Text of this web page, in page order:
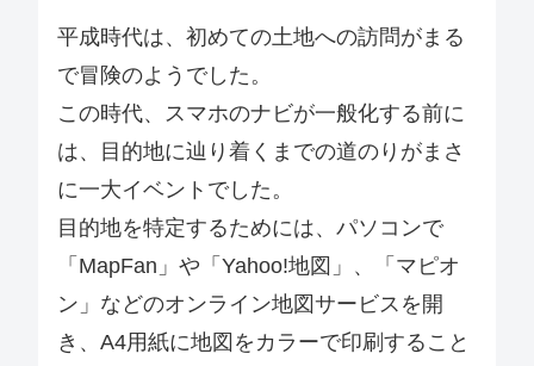
平成時代は、初めての土地への訪問がまる
で冒険のようでした。
この時代、スマホのナビが一般化する前に
は、目的地に辿り着くまでの道のりがまさ
に一大イベントでした。
目的地を特定するためには、パソコンで
「MapFan」や「Yahoo!地図」、「マピオ
ン」などのオンライン地図サービスを開
き、A4用紙に地図をカラーで印刷すること